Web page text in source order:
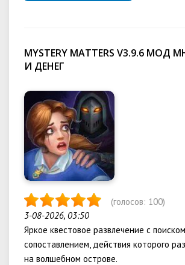
MYSTERY MATTERS V3.9.6 МОД
И ДЕНЕГ
(голосов: 100)
3-08-2026, 03:50
Яркое квестовое развлечение с
сопоставлением, действия которого
на волшебном острове.